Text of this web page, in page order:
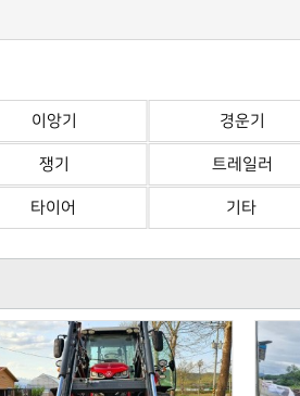
이앙기 경운기
쟁기 트레일러
타이어 기타